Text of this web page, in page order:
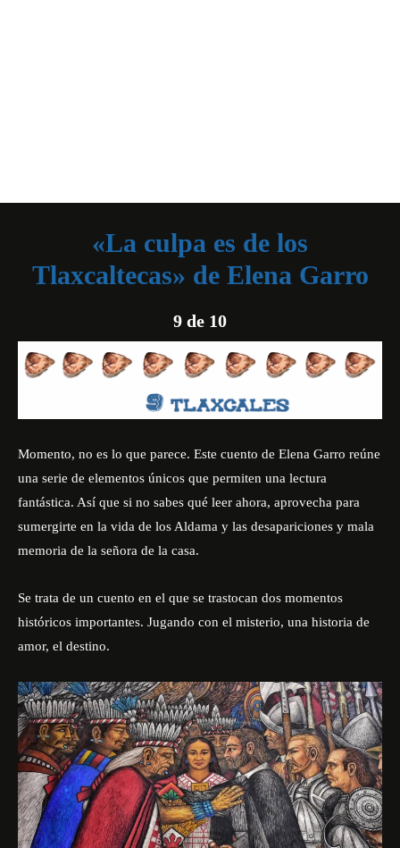
«La culpa es de los
Tlaxcaltecas» de Elena Garro
9 de 10
Momento, no es lo que parece. Este cuento de Elena Garro reúne
una serie de elementos únicos que permiten una lectura
fantástica. Así que si no sabes qué leer ahora, aprovecha para
sumergirte en la vida de los Aldama y las desapariciones y mala
memoria de la señora de la casa.
Se trata de un cuento en el que se trastocan dos momentos
históricos importantes. Jugando con el misterio, una historia de
amor, el destino.